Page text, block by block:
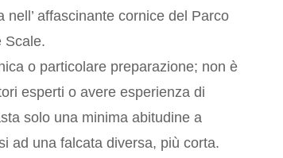
nell’ affascinante cornice del Parco
Scale.
o particolare preparazione; non è
esperti o avere esperienza di
solo una minima abitudine a
ad una falcata diversa, più corta.